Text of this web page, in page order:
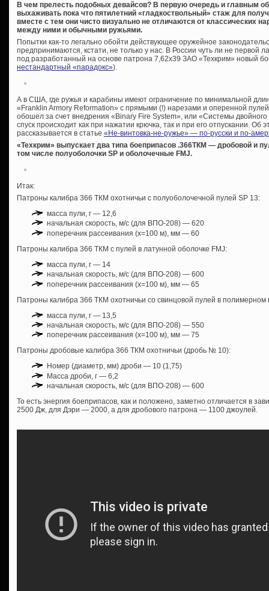
В чем прелесть подобных девайсов? В первую очередь и главным
выхаживать пока что пятилетний «гладкоствольный» стаж для
вместе с тем они чисто визуально не отличаются от классических
между ними и обычными ружьями.
Попытки как-то легально обойти действующее оружейное
предпринимаются, кстати, не только у нас. В России чуть ли не первой
под разработанный на основе патрона 7,62х39 ЗАО «Техкрим» новый
нестандартный «парадокс»).
А в США, где ружья и карабины имеют ограничение по минимальной
«Franklin Armory Reformation» с прямыми (!) нарезами и оперенной
обошел за счет внедрения «Binary Fire System», или «Системы
спуск происходит как при нажатии крючка, так и при его отпускании. Об
рассказывается в статье «Не-винтовка-не-ружье» — по-русски и по-
«Техкрим» выпускает два типа боеприпасов .366ТКМ — дробовой и
том числе полуоболочки SP и оболочечные FMJ.
Итак:
Патроны калибра 366 ТКМ охотничьи с полуоболочечной пулей SP 13:
масса пули, г — 12,6
начальная скорость, м/с (для ВПО-208) — 620
поперечник рассеивания (х=100 м), мм — 60
Патроны калибра 366 ТКМ с пулей в латунной оболочке FMJ:
масса пули, г — 14
начальная скорость, м/с (для ВПО-208) — 600
поперечник рассеивания (х=100 м), мм — 65
Патроны калибра 366 ТКМ охотничьи со свинцовой пулей в полимерном
масса пули, г — 13,5
начальная скорость, м/с (для ВПО-208) — 550
поперечник рассеивания (х=100 м), мм — 75
Патроны дробовые калибра 366 ТКМ охотничьи (дробь № 10):
Номер (диаметр, мм) дроби — 10 (1,75)
Масса дроби, г — 6,2
начальная скорость, м/с (для ВПО-208) — 600
То есть энергия боеприпасов, как и положено, заметно отличается в
2500 Дж, для Дэри — 2000, а для дробового патрона — 1100 джоулей.